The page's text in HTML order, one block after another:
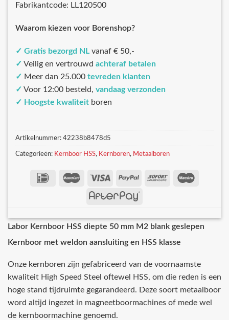
Fabrikantcode: LL120500
Waarom kiezen voor Borenshop?
✓ Gratis bezorgd NL vanaf € 50,-
✓ Veilig en vertrouwd achteraf betalen
✓ Meer dan 25.000 tevreden klanten
✓ Voor 12:00 besteld, vandaag verzonden
✓ Hoogste kwaliteit boren
Artikelnummer: 42238b8478d5
Categorieën: Kernboor HSS, Kernboren, Metaalboren
Labor Kernboor HSS diepte 50 mm M2 blank geslepen
Kernboor met weldon aansluiting en HSS klasse
Onze kernboren zijn gefabriceerd van de voornaamste
kwaliteit High Speed Steel oftewel HSS, om die reden is een
hoge stand tijdruimte gegarandeerd. Deze soort metaalboor
word altijd ingezet in magneetboormachines of mede wel
de kernboormachine genoemd.